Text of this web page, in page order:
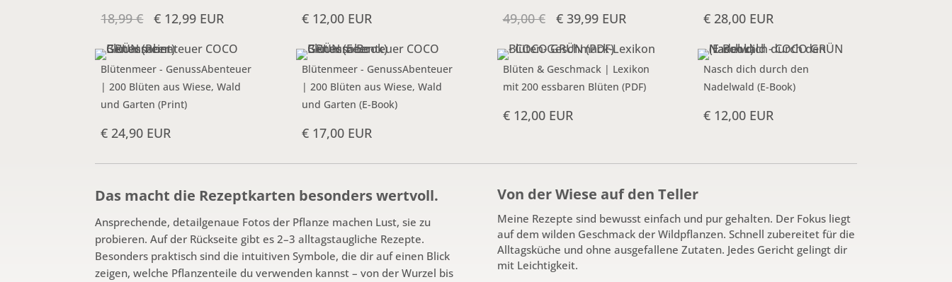
18,99 €€ 12,99 EUR € 12,00 EUR 49,00 €€ 39,99 EUR € 28,00 EUR
Blütenmeer - GenussAbenteuer
| 200 Blüten aus Wiese, Wald
und Garten (Print)
€ 24,90 EUR
Blütenmeer - GenussAbenteuer
| 200 Blüten aus Wiese, Wald
und Garten (E-Book)
€ 17,00 EUR
Blüten & Geschmack | Lexikon
mit 200 essbaren Blüten (PDF)
€ 12,00 EUR
Nasch dich durch den
Nadelwald (E-Book)
€ 12,00 EUR
Das macht die Rezeptkarten besonders wertvoll.
Ansprechende, detailgenaue Fotos der Pflanze machen Lust, sie zu
probieren. Auf der Rückseite gibt es 2–3 alltagstaugliche Rezepte.
Besonders praktisch sind die intuitiven Symbole, die dir auf einen Blick
zeigen, welche Pflanzenteile du verwenden kannst – von der Wurzel bis
Von der Wiese auf den Teller
Meine Rezepte sind bewusst einfach und pur gehalten. Der Fokus liegt
auf dem wilden Geschmack der Wildpflanzen. Schnell zubereitet für die
Alltagsküche und ohne ausgefallene Zutaten. Jedes Gericht gelingt dir
mit Leichtigkeit.